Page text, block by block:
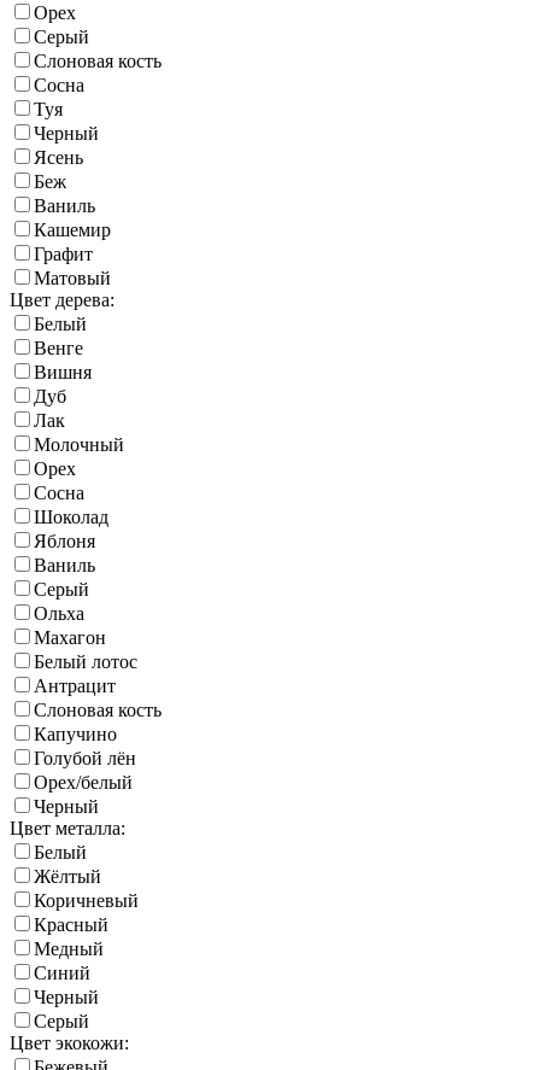
Орех
Серый
Слоновая кость
Сосна
Туя
Черный
Ясень
Беж
Ваниль
Кашемир
Графит
Матовый
Цвет дерева:
Белый
Венге
Вишня
Дуб
Лак
Молочный
Орех
Сосна
Шоколад
Яблоня
Ваниль
Серый
Ольха
Махагон
Белый лотос
Антрацит
Слоновая кость
Капучино
Голубой лён
Орех/белый
Черный
Цвет металла:
Белый
Жёлтый
Коричневый
Красный
Медный
Синий
Черный
Серый
Цвет экокожи: